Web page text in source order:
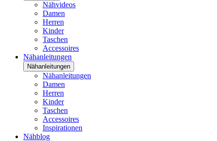
Nähvideos
Damen
Herren
Kinder
Taschen
Accessoires
Nähanleitungen
Nähanleitungen
Nähanleitungen
Damen
Herren
Kinder
Taschen
Accessoires
Inspirationen
Nähblog